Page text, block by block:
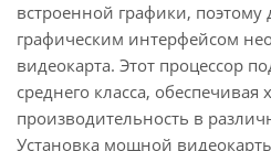
встроенной графики, поэтому
графическим интерфейсом
видеокарта. Этот процессор
среднего класса,
производительность в
Установка мощной